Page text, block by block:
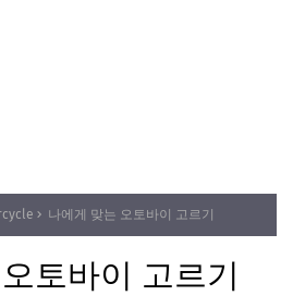
나에게 맞는 오토바이 고르기
토바이 고르기